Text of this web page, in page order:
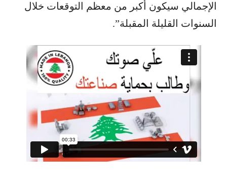
الإجمالي سيكون أكبر من معظم التوقعات خلال
السنوات القليلة المقبلة”.